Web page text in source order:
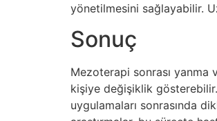
yönetilmesini sağlayabilir.
Sonuç
Mezoterapi sonrası
kişiye değişiklik
uygulamaları sonrasında